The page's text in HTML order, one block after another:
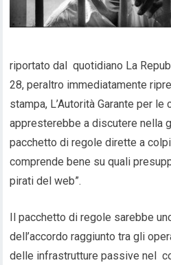
riportato dal quotidiano La
28, peraltro immediatamente
stampa, L’Autorità Garante per
appresterebbe a discutere nella
pacchetto di regole dirette a
comprende bene su quali
pirati del web”.
Il pacchetto di regole sarebbe
dell’accordo raggiunto tra gli
delle infrastrutture passive nel